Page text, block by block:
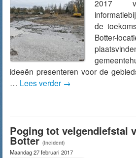
2017
de
Botter-
ideeën presenteren voor de
… Lees verder →
Poging tot velgendiefstal
Botter (Incident)
Maandag 27 februari 2017